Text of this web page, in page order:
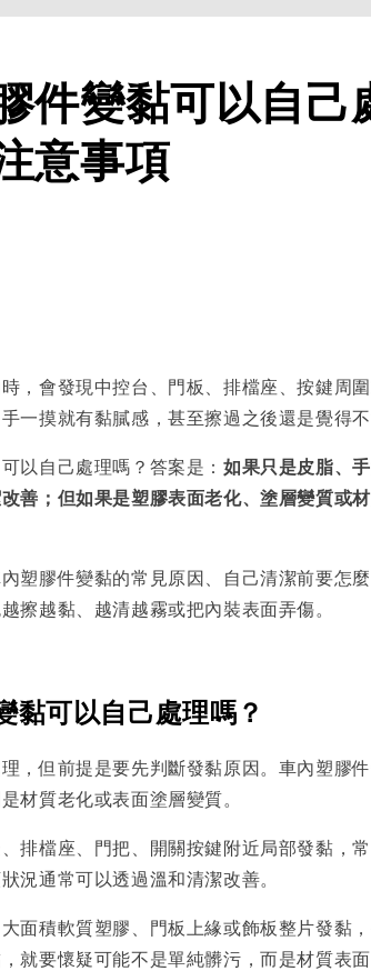
件變黏可以自己
意事項
，會發現中控台、門板、排檔座、按鍵周
一摸就有黏膩感，甚至擦過之後還是覺得不
以自己處理嗎？答案是： 如果只是皮脂、
善；但如果是塑膠表面老化、塗層變質或
塑膠件變黏的常見原因、自己清潔前要怎
擦越黏、越清越霧或把內裝表面弄傷。
黏可以自己處理嗎？
，但前提是要先判斷發黏原因。車內塑膠
材質老化或表面塗層變質。
排檔座、門把、開關按鍵附近局部發黏，
況通常可以透過溫和清潔改善。
面積軟質塑膠、門板上緣或飾板整片發黏
就要懷疑可能不是單純髒污，而是材質表面